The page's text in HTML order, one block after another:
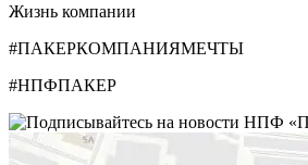
Жизнь компании
#ПАКЕРКОМПАНИЯМЕЧТЫ
#НПФПАКЕР